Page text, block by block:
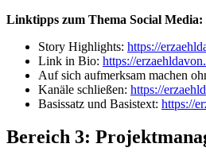
Linktipps zum Thema Social Media:
Story Highlights: https://
Link in Bio: https://
Auf sich aufmerksam machen
Kanäle schließen: https://
Basissatz und Basistext: https://
Bereich 3: